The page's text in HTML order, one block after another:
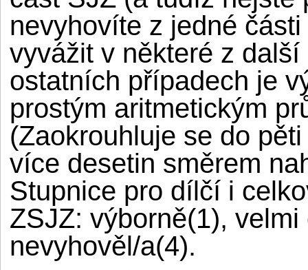
nevyhovíte z jedné
vyvážit v některé z
ostatních případech je
prostým aritmetickým
(Zaokrouhluje se do
více desetin směrem
Stupnice pro dílčí i
ZSJZ: výborně(1),
nevyhověl/a(4).